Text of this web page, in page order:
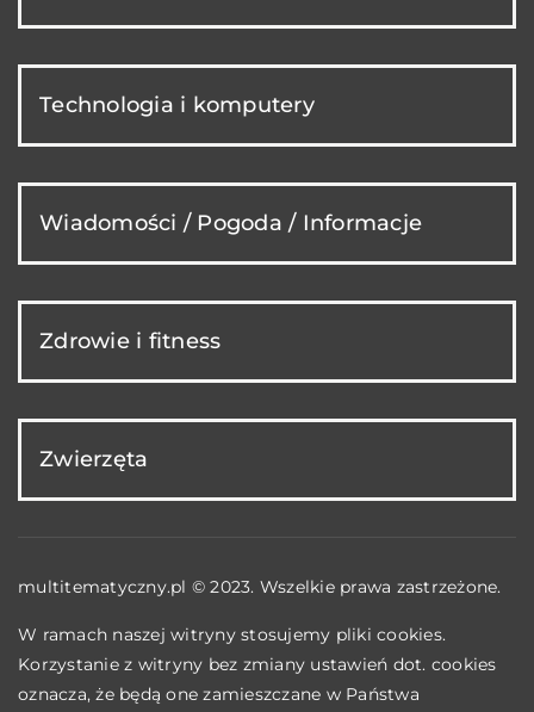
Technologia i komputery
Wiadomości / Pogoda / Informacje
Zdrowie i fitness
Zwierzęta
multitematyczny.pl © 2023. Wszelkie prawa zastrzeżone.
W ramach naszej witryny stosujemy pliki cookies.
Korzystanie z witryny bez zmiany ustawień dot. cookies
oznacza, że będą one zamieszczane w Państwa